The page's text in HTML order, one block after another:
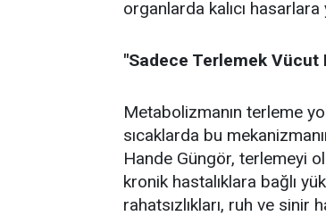
organlarda kalıcı
"Sadece Terlemek Vücut
Metabolizmanın terleme
sıcaklarda bu
Hande Güngör, terlemeyi
kronik hastalıklara bağlı
rahatsızlıkları, ruh ve sinir